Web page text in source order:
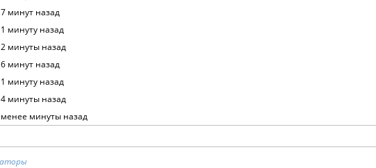
7 минут назад
1 минуту назад
2 минуты назад
6 минут назад
1 минуту назад
4 минуты назад
менее минуты назад